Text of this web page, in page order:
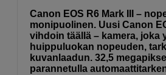
Canon EOS R6 Mark III –
monipuolinen. Uusi Canon
vihdoin täällä – kamera, joka
huippuluokan nopeuden,
kuvanlaadun. 32,5
parannetulla